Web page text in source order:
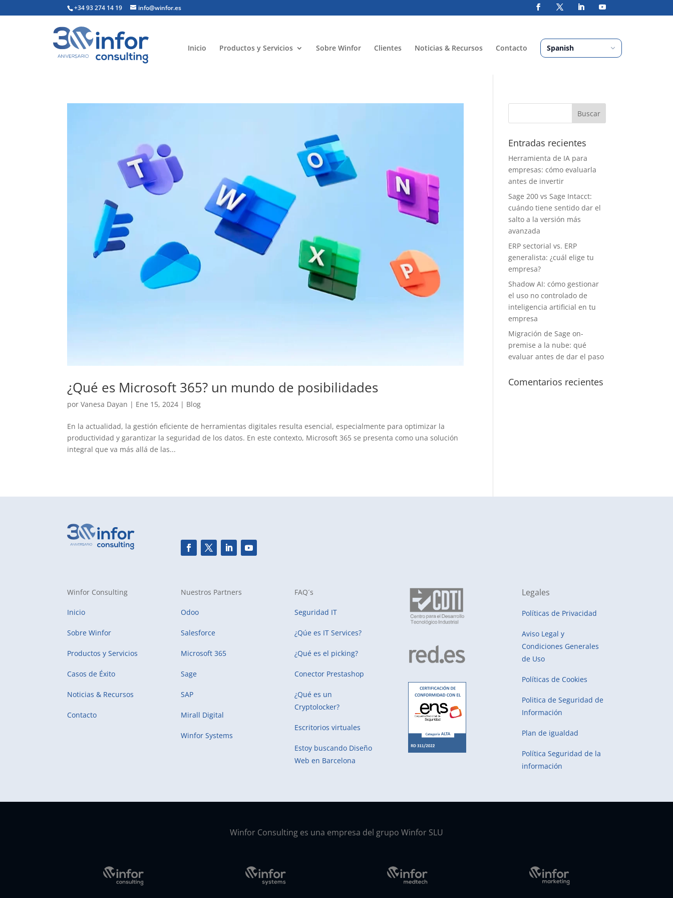
+34 93 274 14 19 info@winfor.es
Inicio Productos y Servicios Sobre Winfor Clientes Noticias & Recursos Contacto
¿Qué es Microsoft 365? un mundo de posibilidades
porVanesa Dayan | Ene 15, 2024 | Blog
En la actualidad, la gestión eficiente de herramientas digitales resulta esencial, especialmente para optimizar la
productividad y garantizar la seguridad de los datos. En este contexto, Microsoft 365 se presenta como una solución
integral que va más allá de las...
Entradas recientes
Herramienta de IA para
empresas: cómo evaluarla
antes de invertir
Sage 200 vs Sage Intacct:
cuándo tiene sentido dar el
salto a la versión más
avanzada
ERP sectorial vs. ERP
generalista: ¿cuál elige tu
empresa?
Shadow AI: cómo gestionar
el uso no controlado de
inteligencia artificial en tu
empresa
Migración de Sage on-
premise a la nube: qué
evaluar antes de dar el paso
Comentarios recientes
Winfor Consulting
Inicio
Sobre Winfor
Productos y Servicios
Casos de Éxito
Noticias & Recursos
Contacto
Nuestros Partners
Odoo
Salesforce
Microsoft 365
Sage
SAP
Mirall Digital
Winfor Systems
FAQ´s
Seguridad IT
¿Qúe es IT Services?
¿Qué es el picking?
Conector Prestashop
¿Qué es un
Cryptolocker?
Escritorios virtuales
Estoy buscando Diseño
Web en Barcelona
Legales
Políticas de Privacidad
Aviso Legal y
Condiciones Generales
de Uso
Políticas de Cookies
Politica de Seguridad de
Información
Plan de igualdad
Política Seguridad de la
información
Winfor Consulting es una empresa del grupo Winfor SLU